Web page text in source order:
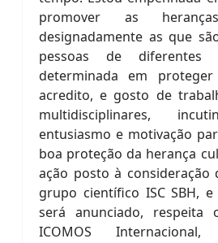
promover as
designadamente as que
pessoas de diferentes
determinada em
acredito, e gosto de
multidisciplinares,
entusiasmo e motivação
boa proteção da herança
ação posto à consideração
grupo científico ISC SBH,
será anunciado, respeita
ICOMOS